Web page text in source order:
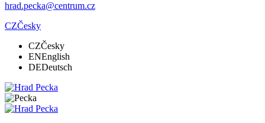
hrad.pecka@centrum.cz
CZČesky
CZČesky
ENEnglish
DEDeutsch